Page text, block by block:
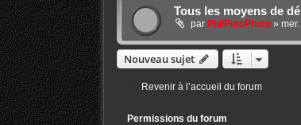
Tous les moyens de
par PhilPotoPhoto»
Nouveau sujet
Revenir à l’accueil du forum
Permissions du forum